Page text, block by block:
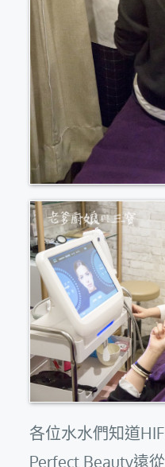
各位水水們知道
Perfect Beauty遠